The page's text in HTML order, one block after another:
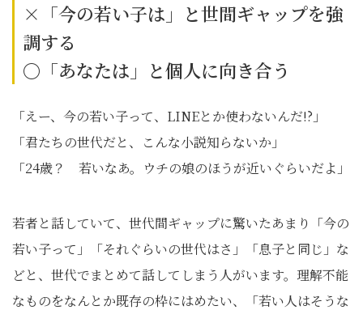
×「今の若い子は」と世間ギャップを強
調する
〇「あなたは」と個人に向き合う
「えー、今の若い子って、LINEとか使わないんだ!?」
「君たちの世代だと、こんな小説知らないか」
「24歳？ 若いなあ。ウチの娘のほうが近いぐらいだよ」
若者と話していて、世代間ギャップに驚いたあまり「今の
若い子って」「それぐらいの世代はさ」「息子と同じ」な
どと、世代でまとめて話してしまう人がいます。理解不能
なものをなんとか既存の枠にはめたい、「若い人はそうな